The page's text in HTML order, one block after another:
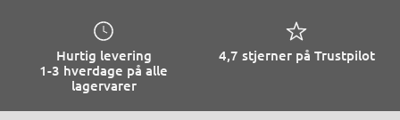
Hurtig levering
1-3 hverdage på alle
lagervarer
4,7 stjerner på Trustpilot